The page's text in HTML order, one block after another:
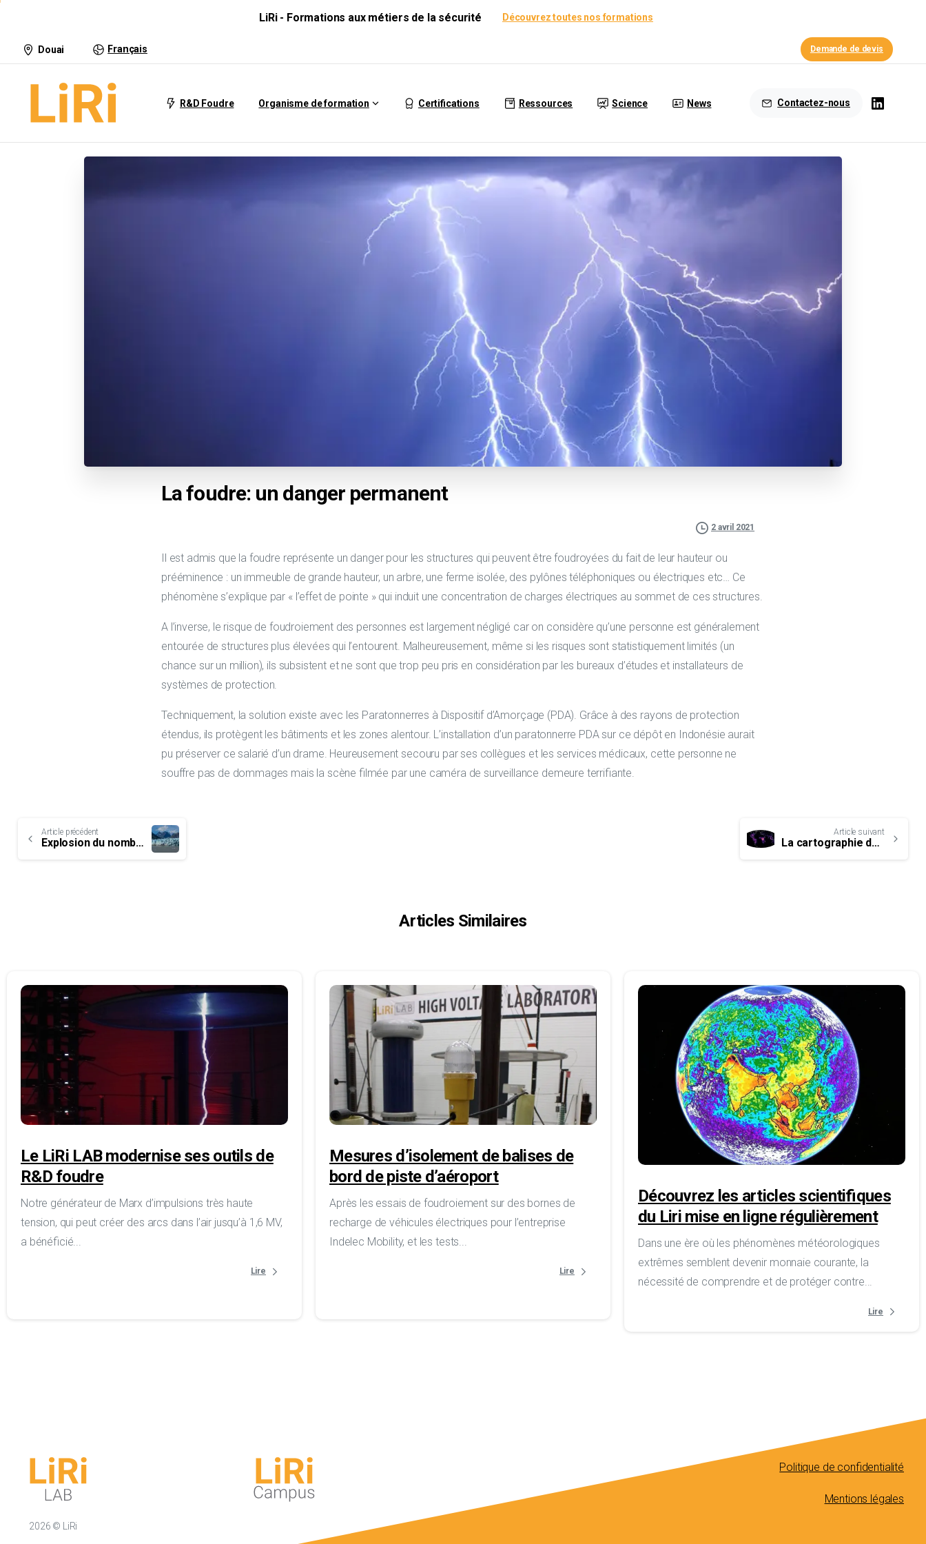
LiRi - Formations aux métiers de la sécurité Découvrez toutes nos formations
Douai Français Demande de devis
R&D Foudre Organisme de formation Certifications Ressources Science News Contactez-nous
La foudre: un danger permanent
2 avril 2021
Il est admis que la foudre représente un danger pour les structures qui peuvent être foudroyées du fait de leur hauteur ou
prééminence : un immeuble de grande hauteur, un arbre, une ferme isolée, des pylônes téléphoniques ou électriques etc… Ce
phénomène s’explique par « l’effet de pointe » qui induit une concentration de charges électriques au sommet de ces structures.
A l’inverse, le risque de foudroiement des personnes est largement négligé car on considère qu’une personne est généralement
entourée de structures plus élevées qui l’entourent. Malheureusement, même si les risques sont statistiquement limités (un
chance sur un million), ils subsistent et ne sont que trop peu pris en considération par les bureaux d’études et installateurs de
systèmes de protection.
Techniquement, la solution existe avec les Paratonnerres à Dispositif d’Amorçage (PDA). Grâce à des rayons de protection
étendus, ils protègent les bâtiments et les zones alentour. L’installation d’un paratonnerre PDA sur ce dépôt en Indonésie aurait
pu préserver ce salarié d’un drame. Heureusement secouru par ses collègues et les services médicaux, cette personne ne
souffre pas de dommages mais la scène filmée par une caméra de surveillance demeure terrifiante.
Continue
Article précédent
Explosion du nombre de foudroiements en Arctique
Article suivant
La cartographie de la foudre
Articles Similaires
Le LiRi LAB modernise ses outils de
R&D foudre
Notre générateur de Marx d’impulsions très haute
tension, qui peut créer des arcs dans l’air jusqu’à 1,6 MV,
a bénéficié...
Lire
Mesures d’isolement de balises de
bord de piste d’aéroport
Après les essais de foudroiement sur des bornes de
recharge de véhicules électriques pour l’entreprise
Indelec Mobility, et les tests...
Lire
Découvrez les articles scientifiques
du Liri mise en ligne régulièrement
Dans une ère où les phénomènes météorologiques
extrêmes semblent devenir monnaie courante, la
nécessité de comprendre et de protéger contre...
Lire
Politique de confidentialité
Mentions légales
2026 © LiRi